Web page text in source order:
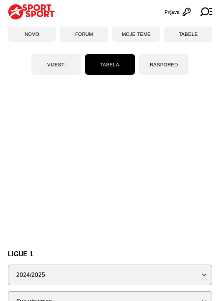
Otvori
Prijava
NOVO FORUM MOJE TEME TABELE
VIJESTI TABELA RASPORED
LIGUE 1
Sezona
Tip